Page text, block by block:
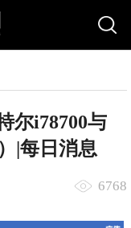
尔i78700与
|每日消息
6768